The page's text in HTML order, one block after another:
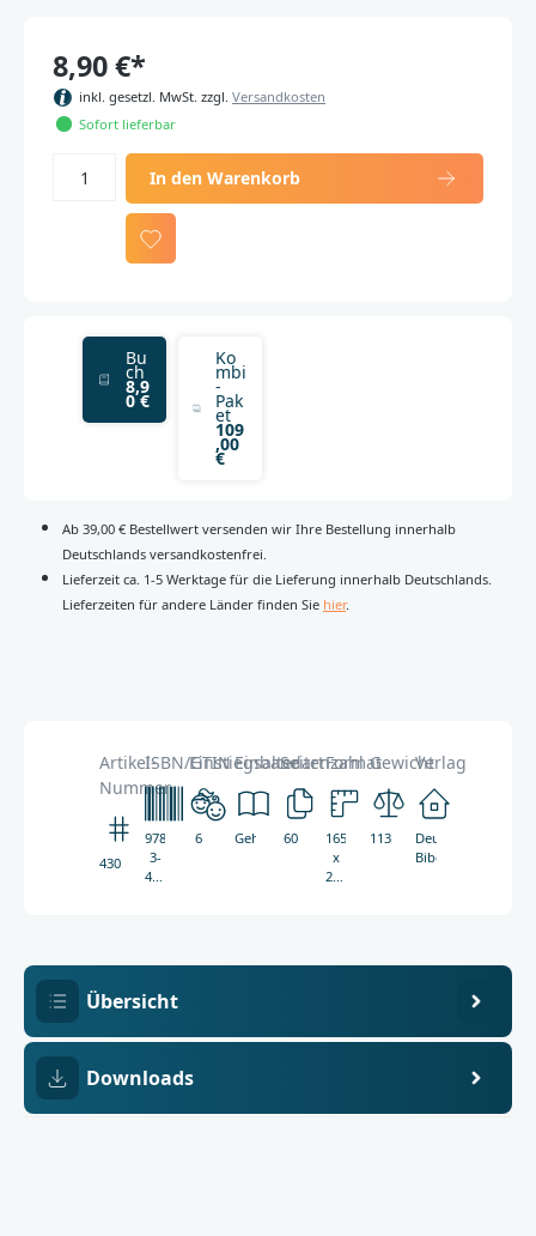
8,90 €*
inkl. gesetzl. MwSt. zzgl. Versandkosten
Sofort lieferbar
In den Warenkorb
Bu
ch
8,9
0 €
Ko
mbi
-
Pak
et
109
,00
€
Ab 39,00 € Bestellwert versenden wir Ihre Bestellung innerhalb
Deutschlands versandkostenfrei.
Lieferzeit ca. 1-5 Werktage für die Lieferung innerhalb Deutschlands.
Lieferzeiten für andere Länder finden Sie hier.
Artikel-
Nummer
4303
ISBN/GTIN
978-
3-
438-
Einstiegsalter
6
Einbandart
Geheftet
Seitenzahl
60
Format
165
x
235
Gewicht
113g
Verlag
Deutsche
Bibelgesellschaft
Übersicht
Downloads